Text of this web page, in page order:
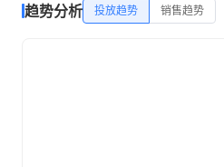
趋势分析 投放趋势 销售趋势